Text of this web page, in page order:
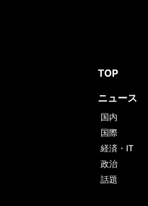
TOP
ニュース
国内
国際
経済・IT
政治
話題